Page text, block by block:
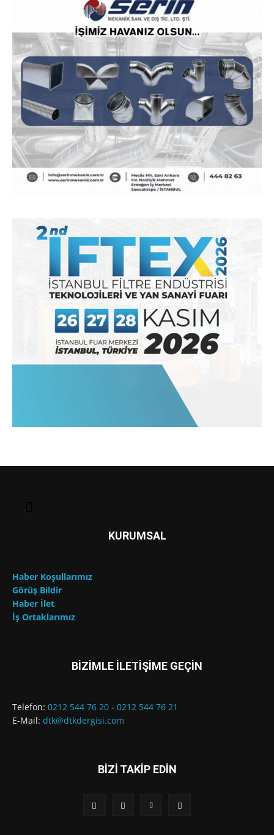
KURUMSAL
Haber Koşullarımız
Görüş Bildir
Haber İlet
İş Ortaklarımız
BİZİMLE İLETİŞİME GEÇİN
Telefon: 0212 544 76 20 - 0212 544 76 21
E-Mail: dtk@dtkdergisi.com
BİZİ TAKİP EDİN